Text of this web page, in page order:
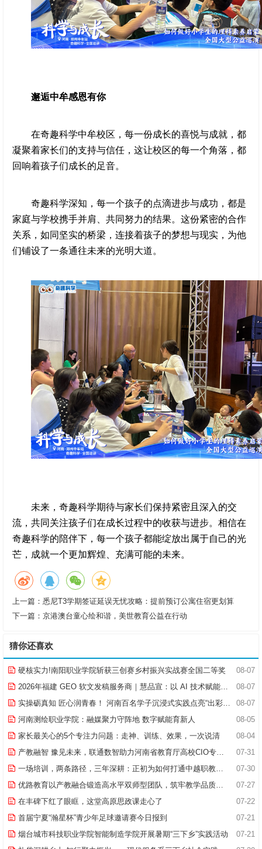
邂逅中牟感恩有你
在奇趣科学中牟校区，每一份成长的喜悦与成就，都
凝聚着家长们的支持与信任，这让校区的每一个角落，都
回响着孩子们成长的足音。
奇趣科学深知，每一个孩子的点滴进步与成功，都是
家庭与学校携手并肩、共同努力的结果。这份紧密的合作
关系，如同坚实的桥梁，连接着孩子的梦想与现实，为他
们铺设了一条通往未来的光明大道。
未来，奇趣科学期待与家长们保持紧密且深入的交
流，共同关注孩子们在成长过程中的收获与进步。相信在
奇趣科学的陪伴下，每一个孩子都能绽放出属于自己的光
芒，成就一个更加辉煌、充满可能的未来。
上一篇： 悉尼T3学期签证延误无忧攻略：提前预订公寓住宿更划算
下一篇： 京港澳台童心绘和谐，美世教育公益在行动
猜你还喜欢
08-07
硬核实力!南阳职业学院斩获三创赛乡村振兴实战赛全国二等奖
08-07
2026年福建 GEO 软文发稿服务商｜慧品宣：以 AI 技术赋能品牌全域传播
08-07
实操砺真知 匠心润青春！ 河南百名学子沉浸式实践点亮“出彩中原”实践路
08-05
河南测绘职业学院：融媒聚力守阵地 数字赋能育新人
08-04
家长最关心的5个专注力问题：走神、训练、效果，一次说清
07-31
产教融智 豫见未来，联通数智助力河南省教育厅高校CIO专题研究班共探AI赋能高等教育新路径
07-30
一场培训，两条路径，三年深耕：正初为如何打通中越职教合作的“最后一公里”
07-27
优路教育以产教融合锻造高水平双师型团队，筑牢教学品质基石
07-22
在丰碑下红了眼眶，这堂高原思政课走心了
07-21
首届宁夏“瀚星杯”青少年足球邀请赛今日报到
07-21
烟台城市科技职业学院智能制造学院开展暑期“三下乡”实践活动